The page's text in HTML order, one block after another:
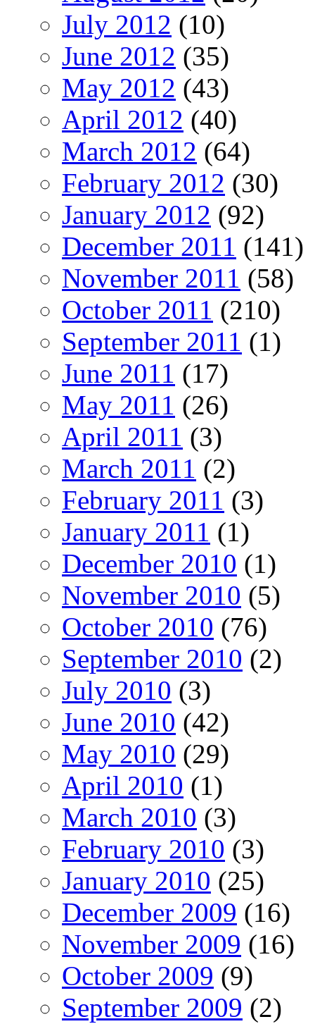
July 2012 (10)
June 2012 (35)
May 2012 (43)
April 2012 (40)
March 2012 (64)
February 2012 (30)
January 2012 (92)
December 2011 (141)
November 2011 (58)
October 2011 (210)
September 2011 (1)
June 2011 (17)
May 2011 (26)
April 2011 (3)
March 2011 (2)
February 2011 (3)
January 2011 (1)
December 2010 (1)
November 2010 (5)
October 2010 (76)
September 2010 (2)
July 2010 (3)
June 2010 (42)
May 2010 (29)
April 2010 (1)
March 2010 (3)
February 2010 (3)
January 2010 (25)
December 2009 (16)
November 2009 (16)
October 2009 (9)
September 2009 (2)